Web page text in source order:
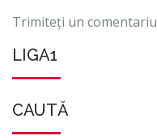
Trimiteți un comentariu
LIGA1
CAUTĂ